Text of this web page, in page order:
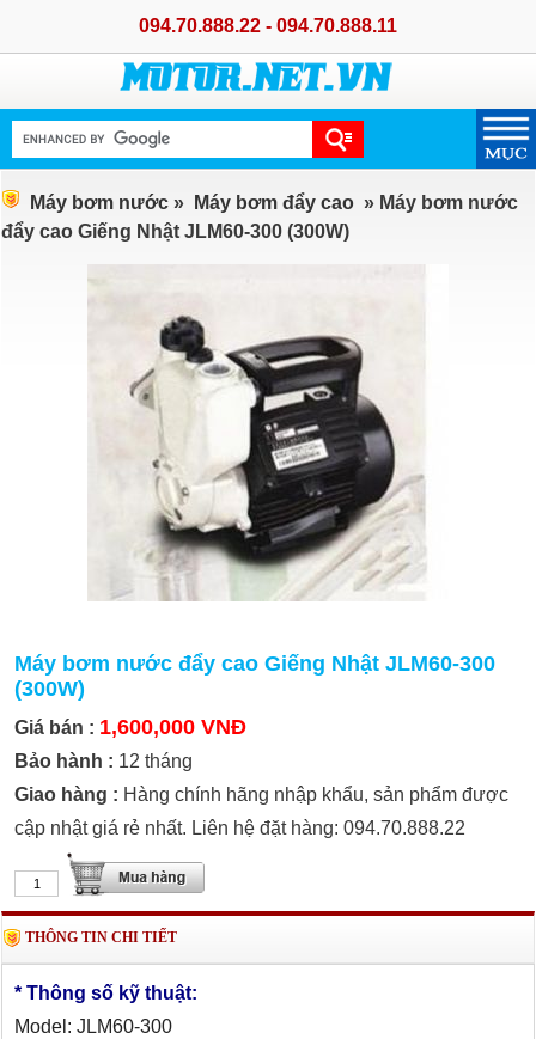
094.70.888.22 - 094.70.888.11
Máy bơm nước » Máy bơm đẩy cao » Máy bơm nước
đẩy cao Giếng Nhật JLM60-300 (300W)
Máy bơm nước đẩy cao Giếng Nhật JLM60-300
(300W)
Giá bán : 1,600,000 VNĐ
Bảo hành : 12 tháng
Giao hàng : Hàng chính hãng nhập khẩu, sản phẩm được
cập nhật giá rẻ nhất. Liên hệ đặt hàng: 094.70.888.22
THÔNG TIN CHI TIẾT
* Thông số kỹ thuật:
Model : JLM60-300